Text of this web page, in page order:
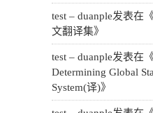
test – duanple发表在《
文翻译集》
test – duanple发表在《
Determining Global
System(译)》